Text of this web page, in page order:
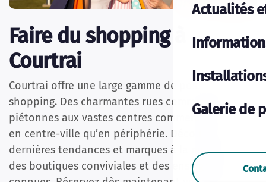
Actualités
Galerie de
Faire du shopping à
Courtrai
Courtrai offre une large gamme de possibilités de
shopping. Des charmantes rues commerçantes
piétonnes aux vastes centres commerciaux, tant
en centre-ville qu’en périphérie. Découvrez les
dernières tendances et marques à la mode dans
des boutiques conviviales et des enseignes bien